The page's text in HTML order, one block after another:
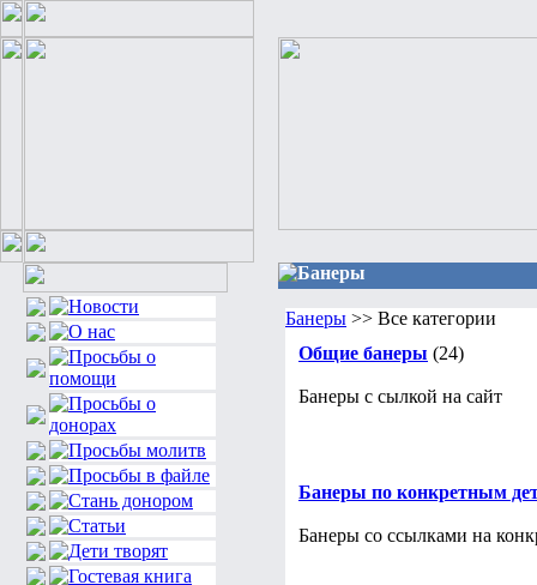
Банеры
Банеры >> Все категории
Общие банеры (24)
Банеры с сылкой на сайт
Банеры по конкретным
Банеры со ссылками на